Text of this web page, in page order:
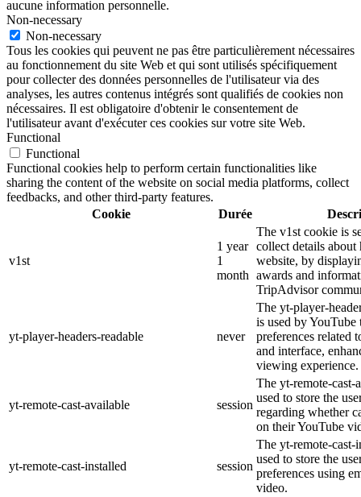
aucune information personnelle.
Non-necessary
Non-necessary
Tous les cookies qui peuvent ne pas être particulièrement nécessaires
au fonctionnement du site Web et qui sont utilisés spécifiquement
pour collecter des données personnelles de l'utilisateur via des
analyses, les autres contenus intégrés sont qualifiés de cookies non
nécessaires. Il est obligatoire d'obtenir le consentement de
l'utilisateur avant d'exécuter ces cookies sur votre site Web.
Functional
Functional
Functional cookies help to perform certain functionalities like
sharing the content of the website on social media platforms, collect
feedbacks, and other third-party features.
Cookie
Durée
v1st
1 year
1
month
The v1st cookie is
collect details
website, by
awards and
TripAdvisor
yt-player-headers-readable never
The yt-player-
is used by YouTube
preferences related
and interface,
viewing experience.
yt-remote-cast-available session
The yt-remote-cast-
used to store the
regarding whether
on their YouTube
yt-remote-cast-installed session
The yt-remote-cast-
used to store the
preferences using
video.